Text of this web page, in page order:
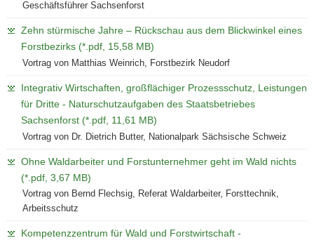
Geschäftsführer Sachsenforst
Zehn stürmische Jahre – Rückschau aus dem Blickwinkel eines
Forstbezirks (*.pdf, 15,58 MB)
Vortrag von Matthias Weinrich, Forstbezirk Neudorf
Integrativ Wirtschaften, großflächiger Prozessschutz, Leistungen
für Dritte - Naturschutzaufgaben des Staatsbetriebes
Sachsenforst (*.pdf, 11,61 MB)
Vortrag von Dr. Dietrich Butter, Nationalpark Sächsische Schweiz
Ohne Waldarbeiter und Forstunternehmer geht im Wald nichts
(*.pdf, 3,67 MB)
Vortrag von Bernd Flechsig, Referat Waldarbeiter, Forsttechnik,
Arbeitsschutz
Kompetenzzentrum für Wald und Forstwirtschaft -